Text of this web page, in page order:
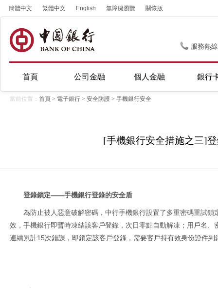
簡體中文 繁體中文 English 無障礙瀏覽 關懷版
服務熱
首頁 公司金融 個人金融 銀行
當前位置： 首頁 > 電子銀行 > 安全防護 > 手機銀行安全
[手機銀行安全措施之三]
登錄鎖定——手機銀行登錄的安全盾
為防止被人惡意破解密碼，中行手機銀行設置了多重密碼重試
效，手機銀行即暫時凍結該客戶登錄，次日零點自動解凍；用戶名
連續累計15次錯誤，即鎖定該客戶登錄，需要客戶持有效身份證件到